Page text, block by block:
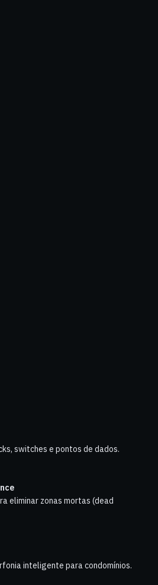
switches e pontos de dados.
eliminar zonas mortas (dead
inteligente para condomínios.